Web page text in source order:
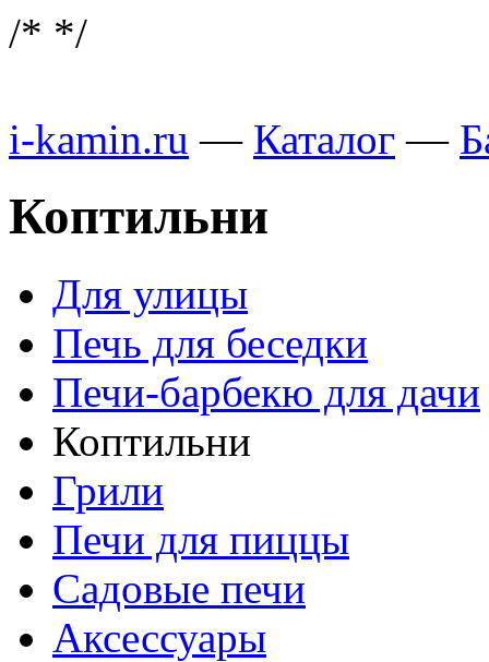
/* */
i-kamin.ru — Каталог —
Коптильни
Для улицы
Печь для беседки
Печи-барбекю для дачи
Коптильни
Грили
Печи для пиццы
Садовые печи
Аксессуары